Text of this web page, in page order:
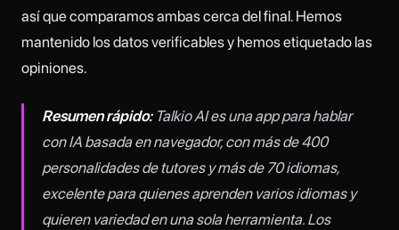
así que comparamos ambas cerca del final. Hemos
mantenido los datos verificables y hemos etiquetado las
opiniones.
Resumen rápido:Talkio AI es una app para hablar
con IA basada en navegador, con más de 400
personalidades de tutores y más de 70 idiomas,
excelente para quienes aprenden varios idiomas y
quieren variedad en una sola herramienta. Los